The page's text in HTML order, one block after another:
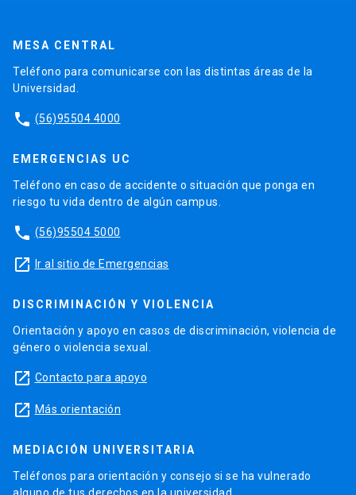
MESA CENTRAL
Teléfono para comunicarse con las distintas áreas de la
Universidad.
phone (56)95504 4000
EMERGENCIAS UC
Teléfono en caso de accidente o situación que ponga en
riesgo tu vida dentro de algún campus.
phone (56)95504 5000
launch Ir al sitio de Emergencias
DISCRIMINACIÓN Y VIOLENCIA
Orientación y apoyo en casos de discriminación, violencia de
género o violencia sexual.
launch Contacto para apoyo
launch Más orientación
MEDIACIÓN UNIVERSITARIA
Teléfonos para orientación y consejo si se ha vulnerado